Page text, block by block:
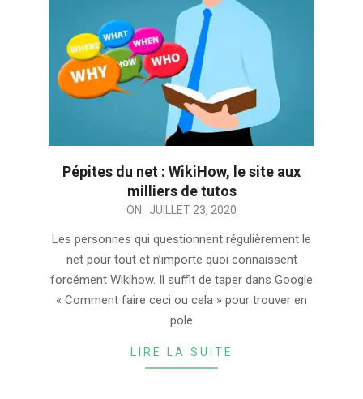
Pépites du net : WikiHow, le site aux
milliers de tutos
ON: JUILLET 23, 2020
Les personnes qui questionnent régulièrement le
net pour tout et n’importe quoi connaissent
forcément Wikihow. Il suffit de taper dans Google
« Comment faire ceci ou cela » pour trouver en
pole
LIRE LA SUITE